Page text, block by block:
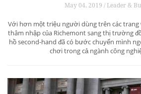
May 04, 2019 / Leader &
Với hơn một triệu người dùng trên các trang
thâm nhập của Richemont sang thị trường
hồ second-hand đã có bước chuyển mình
chơi trong cả ngành công